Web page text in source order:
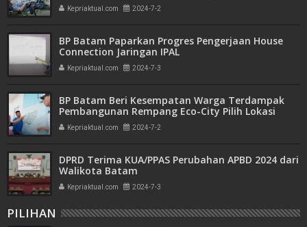
Kepriaktual.com 2024-7-2
BP Batam Paparkan Progres Pengerjaan House
Connection Jaringan IPAL
Kepriaktual.com 2024-7-3
BP Batam Beri Kesempatan Warga Terdampak
Pembangunan Rempang Eco-City Pilih Lokasi
Hunian Baru Sesuai Site Plan
Kepriaktual.com 2024-7-2
DPRD Terima KUA/PPAS Perubahan APBD 2024 dari
Walikota Batam
Kepriaktual.com 2024-7-3
PILIHAN